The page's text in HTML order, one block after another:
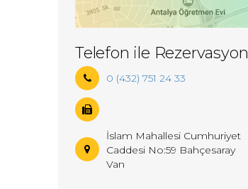
Telefon ile Rezervasyon
0 (432) 751 24 33
İslam Mahallesi Cumhuriyet
Caddesi No:59 Bahçesaray
Van